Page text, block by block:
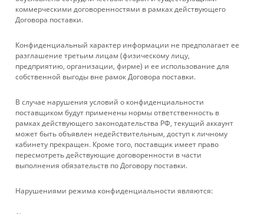
КАТАЛОГ
УСЛУГИ
БРЕНДЫ
КОМПАНИЯ
ИНФОРМАЦИЯ
ПОМОЩЬ
коммерческими договоренностями в рамках действующего
Договора поставки.
Конфиденциальный характер информации не предполагает ее
разглашение третьим лицам (физическому лицу,
предприятию, организации, фирме) и ее использование для
собственной выгоды вне рамок Договора поставки.
В случае нарушения условий о конфиденциальности
поставщиком будут применены нормы ответственность в
рамках действующего законодательства РФ, текущий аккаунт
может быть объявлен недействительным, доступ к личному
кабинету прекращен. Кроме того, поставщик имеет право
пересмотреть действующие договоренности в части
выполнения обязательств по Договору поставки.
Нарушениями режима конфиденциальности являются: